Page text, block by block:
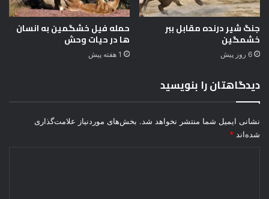
ع
ک
س
ب
ی
گ
ا
ن
جنگ شیر درنده مقابل ببر
خشمگین
6 روز پیش
حمله فیل خشگمین به انسان
ها در حیات وحش
1 هفته پیش
دیدگاهتان را بنویسید
نشانی ایمیل شما منتشر نخواهد شد. بخش‌های موردنیاز علامت‌گذاری
شده‌اند *